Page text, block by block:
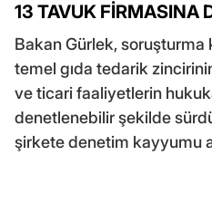
13 TAVUK FİRMASINA
Bakan Gürlek, soruşturma
temel gıda tedarik
ve ticari faaliyetlerin
denetlenebilir şekilde
şirkete denetim kayyumu